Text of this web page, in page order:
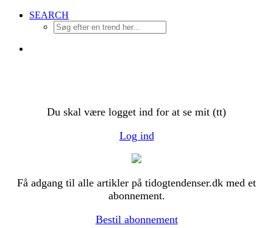
SEARCH
Du skal være logget ind for at se mit (tt)
Log ind
Få adgang til alle artikler på tidogtendenser.dk med et
abonnement.
Bestil abonnement